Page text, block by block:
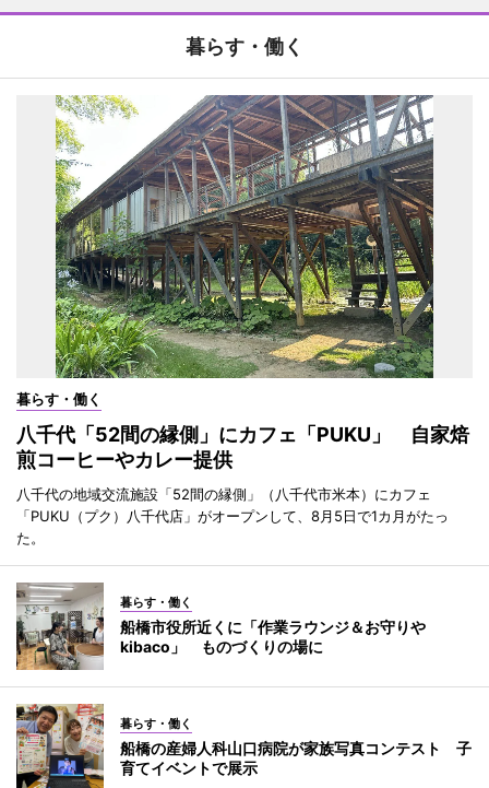
暮らす・働く
暮らす・働く
八千代「52間の縁側」にカフェ「PUKU」 自家焙
煎コーヒーやカレー提供
八千代の地域交流施設「52間の縁側」（八千代市米本）にカフェ
「PUKU（プク）八千代店」がオープンして、8月5日で1カ月がたっ
た。
暮らす・働く
船橋市役所近くに「作業ラウンジ＆お守りや
kibaco」 ものづくりの場に
暮らす・働く
船橋の産婦人科山口病院が家族写真コンテスト 子
育てイベントで展示